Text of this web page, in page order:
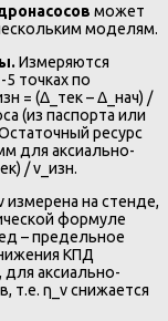
может
моделям.
Измеряются
точках по
= (Δ_тек – Δ_нач) /
(из паспорта или
ресурс
для аксиально-
/ v_изн.
измерена на стенде,
формуле
– предельное
КПД
аксиально-
т.е. η_v снижается